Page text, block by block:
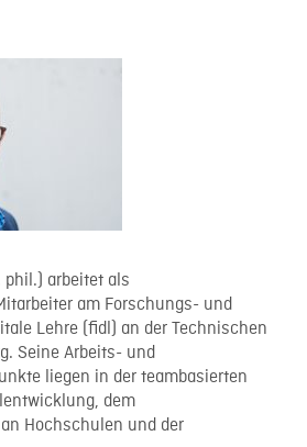
phil.) arbeitet als
am Forschungs- und
Lehre (fidl) an der Technischen
Seine Arbeits- und
liegen in der teambasierten
dem
Hochschulen und der